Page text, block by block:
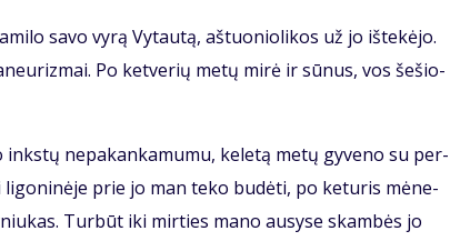
sa­vo vy­rą Vy­tau­tą, aš­tuo­nio­li­kos už jo iš­te­kė­jo.
Po ket­ve­rių me­tų mi­rė ir sū­nus, vos še­šio­
inks­tų ne­pa­kan­ka­mu­mu, ke­le­tą me­tų gy­ve­no su per­
prie jo man te­ko bu­dė­ti, po ke­tu­ris mė­ne­
Tur­būt iki mir­ties ma­no au­sy­se skam­bės jo